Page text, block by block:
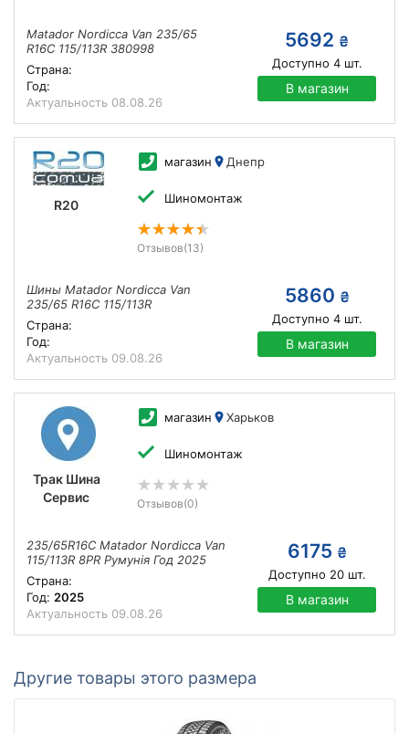
Matador Nordicca Van 235/65
R16C 115/113R 380998
Страна:
Год:
Актуальность 08.08.26
5692 ₴
Доступно 4шт.
В магазин
R20
магазин Днепр
Шиномонтаж
Отзывов(13)
Шины Matador Nordicca Van
235/65 R16C 115/113R
Страна:
Год:
Актуальность 09.08.26
5860 ₴
Доступно 4шт.
В магазин
Трак Шина
Сервис
магазин Харьков
Шиномонтаж
Отзывов(0)
235/65R16C Matador Nordicca Van
115/113R 8PR Румунія Год 2025
Страна:
Год: 2025
Актуальность 09.08.26
6175 ₴
Доступно 20шт.
В магазин
Другие товары этого размера